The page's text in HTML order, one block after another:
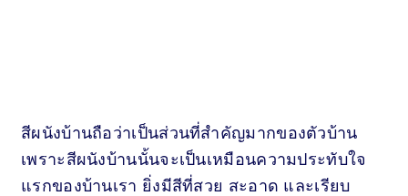
สีผนังบ้านถือว่าเป็นส่วนที่สำคัญมากของตัวบ้าน
เพราะสีผนังบ้านนั้นจะเป็นเหมือนความประทับใจ
แรกของบ้านเรา ยิ่งมีสีที่สวย สะอาด และเรียบ